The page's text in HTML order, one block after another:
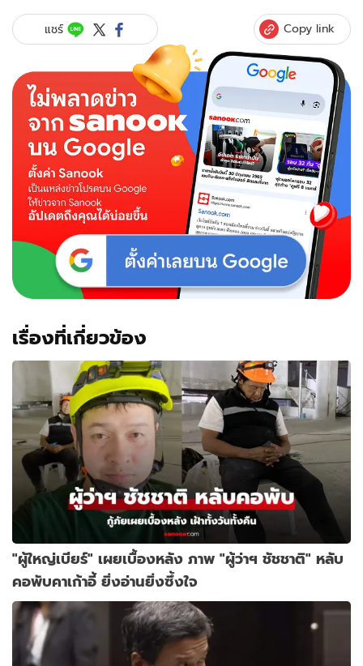
พง
ศพัศ
รถเมล์
หา
เสียง
กม.
แชร์ Copy link
เรื่องที่เกี่ยวข้อง
"ผู้ใหญ่เบียร์" เผยเบื้องหลัง ภาพ "ผู้ว่าฯ ชัชชาติ" หลับ
คอพับคาเก้าอี้ ยิ่งอ่านยิ่งซึ้งใจ